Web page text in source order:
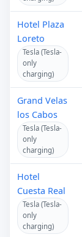
Hotel Plaza
Loreto
Tesla (Tesla-
only
charging)
Grand Velas
los Cabos
Tesla (Tesla-
only
charging)
Hotel
Cuesta Real
Tesla (Tesla-
only
charging)